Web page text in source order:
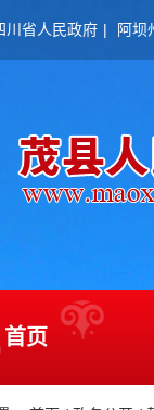
川省人民政府 | 阿坝
首页